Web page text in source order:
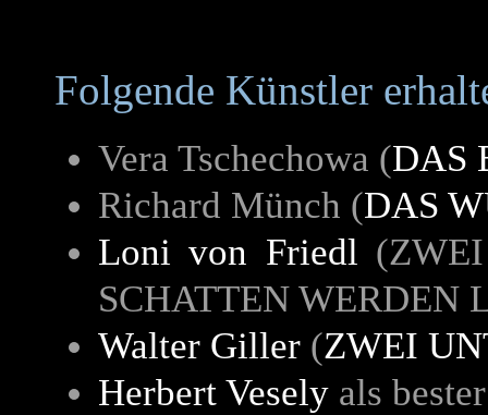
Folgende Künstler
Vera Tschechowa (DAS
Richard Münch (DAS
Loni von Friedl (
SCHATTEN WERDEN
Walter Giller (ZWEI
Herbert Vesely als